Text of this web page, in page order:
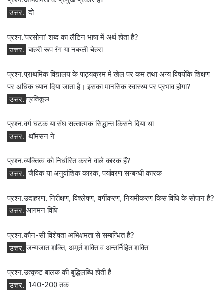
उत्तर. दो
प्रश्न.‘परसोना’ शब्‍द का लैटिन भाषा में अर्थ होता है?
उत्तर. बाहरी रूप रंग या नकली चेहरा
प्रश्न.प्राथमिक विद्यालय के पाठ्यक्रम में खेल पर कम तथा अन्‍य विषयोंके शिक्षण
पर अधिक ध्‍यान दिया जाता है। इसका मानसिक स्‍वास्‍थ्‍य पर प्रभाव होगा?
उत्तर. प्रतिकूल
प्रश्न.वर्ग घटक या संघ सत्‍तात्‍मक सिद्धान्‍त किसने दिया था
उत्तर. थॉमसन ने
प्रश्न.व्‍यक्तित्‍व को निर्धारित करने वाले कारक हैं?
उत्तर. जैविक या अनुवांशिक कारक, पर्यावरण सन्‍बन्‍धी कारक
प्रश्न.उदाहरण, निरीक्षण, विश्लेषण, वर्गीकरण, नियमीकरण किस विधि के सोपान हैं?
उत्तर. आगमन विधि
प्रश्न.कौन-सी विशेषता अभिक्षमता से सम्‍बन्धित है?
उत्तर. जन्‍मजात शक्ति, अमूर्त शक्ति व अन्‍तर्निहित शक्ति
प्रश्न.उत्‍कृष्‍ट बालक की बुद्धिलब्धि होती है
उत्तर. 140-200 तक